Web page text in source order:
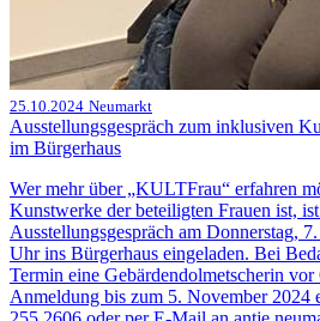
25.10.2024 Neumarkt
Ausstellungsgespräch zum inklusiven
im Bürgerhaus
Wer mehr über „KULTFrau“ erfahren
Kunstwerke der beteiligten Frauen ist,
Ausstellungsgespräch am Donnerstag,
Uhr ins Bürgerhaus eingeladen. Bei
Termin eine Gebärdendolmetscherin
Anmeldung bis zum 5. November 2024